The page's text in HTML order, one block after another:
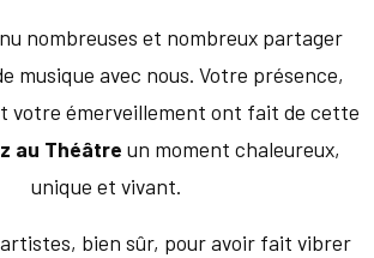
nombreuses et nombreux partager
musique avec nous. Votre présence,
votre émerveillement ont fait de cette
au Théâtre un moment chaleureux,
unique et vivant.
bien sûr, pour avoir fait vibrer